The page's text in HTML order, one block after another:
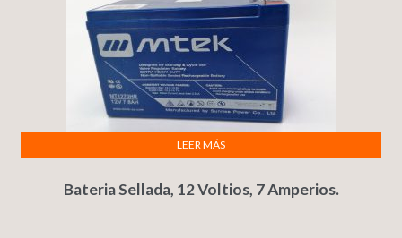
Bateria Sellada, 12 Voltios, 7 Amperios.
LEER MÁS